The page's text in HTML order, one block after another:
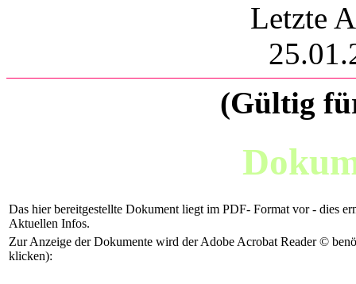
Letzte
(Gültig
Das hier bereitgestellte Dokument liegt im PDF- Format vor - dies
Aktuellen Infos.
Zur Anzeige der Dokumente wird der Adobe Acrobat Reader ©
klicken):